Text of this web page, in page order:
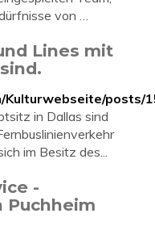
von …
Lines mit
posts/
in Dallas sind
im Besitz des...
-
Puchheim